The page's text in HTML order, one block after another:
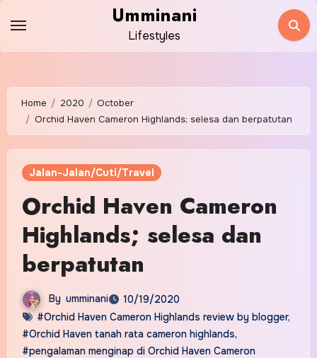
content
Umminani
Lifestyles
Home 2020
October
Orchid Haven Cameron Highlands; selesa dan berpatutan
Jalan-Jalan/Cuti/Travel
Orchid Haven Cameron
Highlands; selesa dan
berpatutan
By umminani
10/19/2020
#Orchid Haven Cameron Highlands review by blogger,
#Orchid Haven tanah rata cameron highlands,
#pengalaman menginap di Orchid Haven Cameron